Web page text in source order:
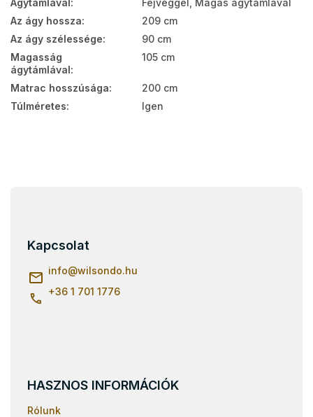
Ágytámlával:
Fejvéggel, Magas ágytámlával
Az ágy hossza:
209 cm
Az ágy szélessége:
90 cm
Magasság
ágytámlával:
105 cm
Matrac hosszúsága:
200 cm
Túlméretes: Igen
Kapcsolat
info@wilsondo.hu
+36 1 701 1776
HASZNOS INFORMÁCIÓK
Rólunk